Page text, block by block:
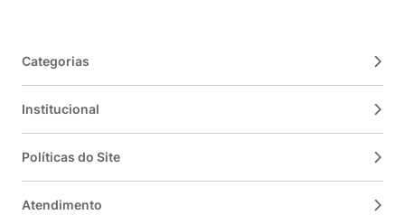
Categorias
Institucional
Políticas do Site
Atendimento